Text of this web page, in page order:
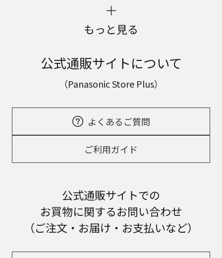
もっと見る
公式通販サイトについて
（Panasonic Store Plus）
よくあるご質問
ご利用ガイド
公式通販サイトでの
お買物に関するお問い合わせ
（ご注文・お届け・お支払いなど）